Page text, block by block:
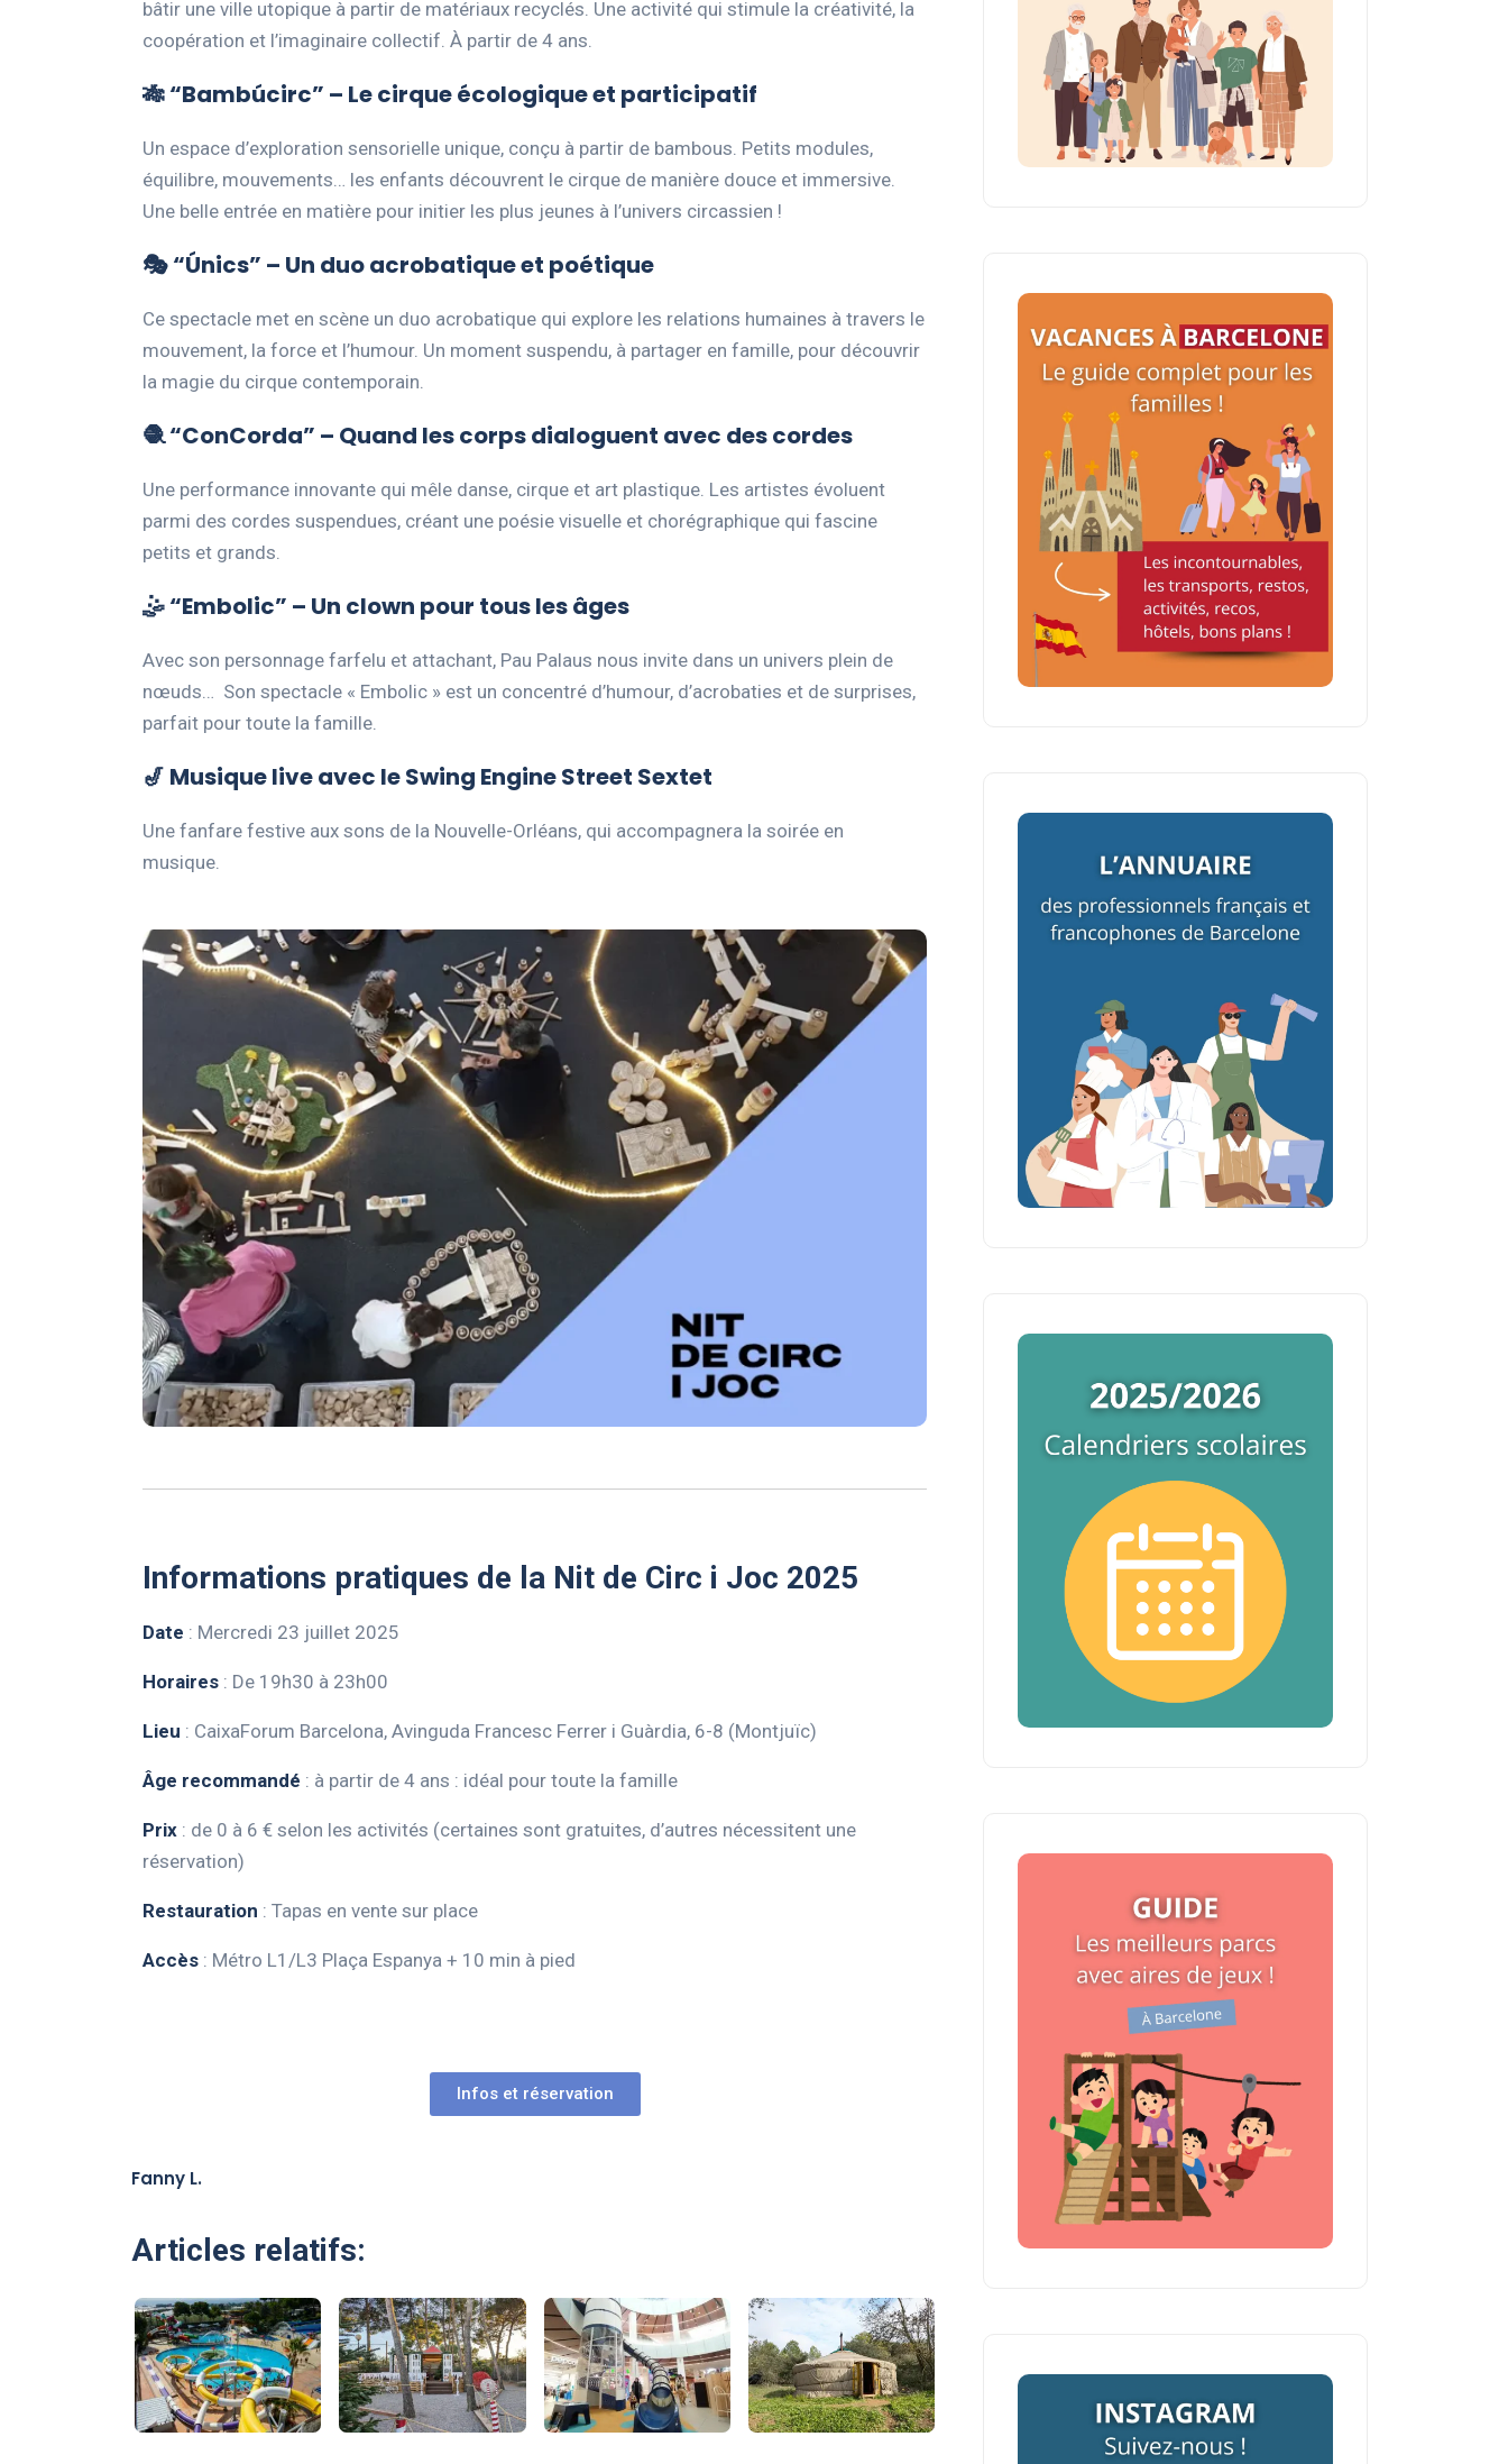
bâtir une ville utopique à partir de matériaux recyclés. Une activité qui stimule la créativité, la
coopération et l’imaginaire collectif. À partir de 4 ans.
🎋 “Bambúcirc” – Le cirque écologique et participatif
Un espace d’exploration sensorielle unique, conçu à partir de bambous. Petits modules,
équilibre, mouvements… les enfants découvrent le cirque de manière douce et immersive.
Une belle entrée en matière pour initier les plus jeunes à l’univers circassien !
🎭 “Únics” – Un duo acrobatique et poétique
Ce spectacle met en scène un duo acrobatique qui explore les relations humaines à travers le
mouvement, la force et l’humour. Un moment suspendu, à partager en famille, pour découvrir
la magie du cirque contemporain.
🧶 “ConCorda” – Quand les corps dialoguent avec des cordes
Une performance innovante qui mêle danse, cirque et art plastique. Les artistes évoluent
parmi des cordes suspendues, créant une poésie visuelle et chorégraphique qui fascine
petits et grands.
🤹 “Embolic” – Un clown pour tous les âges
Avec son personnage farfelu et attachant, Pau Palaus nous invite dans un univers plein de
nœuds… Son spectacle « Embolic » est un concentré d’humour, d’acrobaties et de surprises,
parfait pour toute la famille.
🎷 Musique live avec le Swing Engine Street Sextet
Une fanfare festive aux sons de la Nouvelle-Orléans, qui accompagnera la soirée en
musique.
Informations pratiques de la Nit de Circ i Joc 2025
Date : Mercredi 23 juillet 2025
Horaires : De 19h30 à 23h00
Lieu : CaixaForum Barcelona, Avinguda Francesc Ferrer i Guàrdia, 6-8 (Montjuïc)
Âge recommandé : à partir de 4 ans : idéal pour toute la famille
Prix : de 0 à 6 € selon les activités (certaines sont gratuites, d’autres nécessitent une
réservation)
Restauration : Tapas en vente sur place
Accès : Métro L1/L3 Plaça Espanya + 10 min à pied
Infos et réservation
Fanny L.
Articles relatifs: